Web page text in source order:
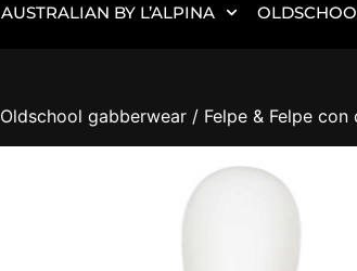
AUSTRALIAN BY L’ALPINA
Oldschool gabberwear / Felpe & Felpe